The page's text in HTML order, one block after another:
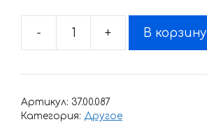
-
Количество
Наклейка
+ В корзину
Артикул: 37.00.087
Категория: Другое